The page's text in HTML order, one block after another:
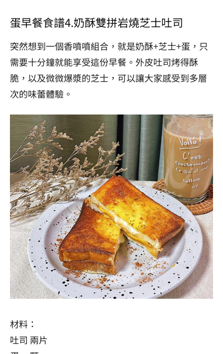
蛋早餐食譜4.奶酥雙拼岩燒芝士吐司
突然想到一個香噴噴組合，就是奶酥+芝士+蛋，只
需要十分鐘就能享受這份早餐。外皮吐司烤得酥
脆，以及微微爆漿的芝士，可以讓大家感受到多層
次的味蕾體驗。
材料：
吐司 兩片